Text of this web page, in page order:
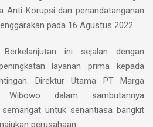
Anti-Korupsi dan penandatanganan
pada 16 Agustus 2022.
ini sejalan dengan
layanan prima kepada
Direktur Utama PT Marga
dalam sambutannya
untuk senantiasa bangkit
perusahaan.